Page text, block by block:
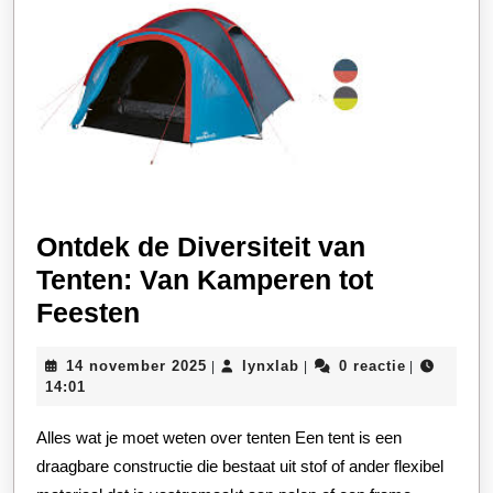
Ontdek de Diversiteit van
Tenten: Van Kamperen tot
Feesten
Diversiteit
Tenten:
Van
14 november 2025 14
lynxlab lynxlab0 reactie
14:01
Alles wat je moet weten over tenten Een tent is een
draagbare constructie die bestaat uit stof of ander flexibel